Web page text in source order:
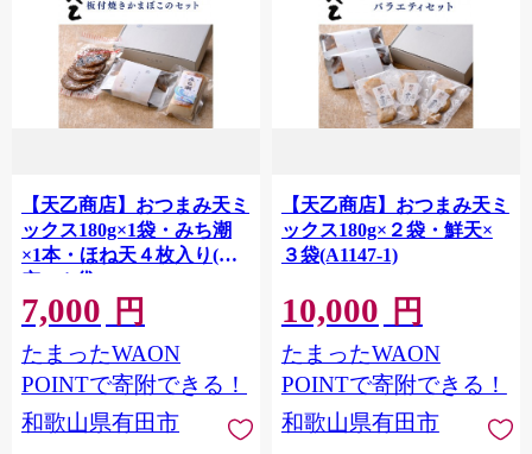
【天乙商店】おつまみ天ミ
ックス180g×1袋・みち潮
×1本・ほね天４枚入り(真
空)×１袋(A1148-1)
7,000 円
たまったWAON
POINTで寄附できる！
和歌山県有田市
【天乙商店】おつまみ天ミ
ックス180g×２袋・鮮天×
３袋(A1147-1)
10,000 円
たまったWAON
POINTで寄附できる！
和歌山県有田市